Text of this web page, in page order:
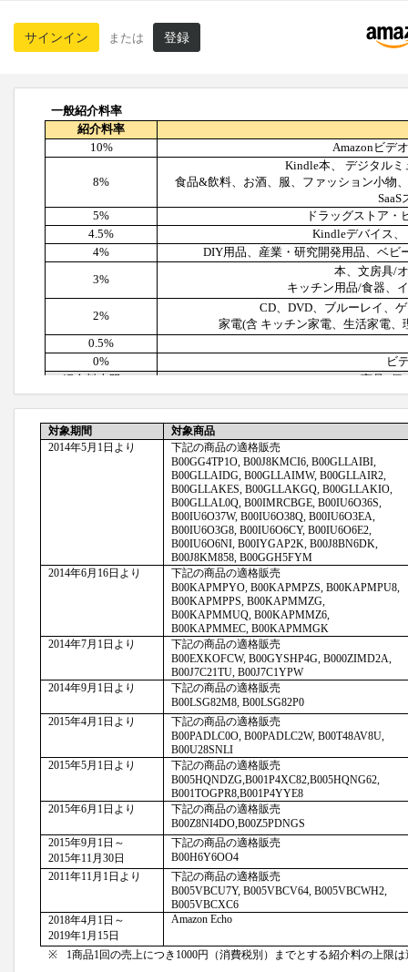
サインイン または 登録